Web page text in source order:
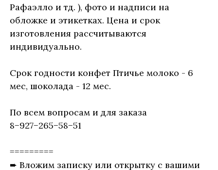
Рафаэлло и тд. ), фото и надписи на
обложке и этикетках. Цена и срок
изготовления рассчитываются
индивидуально.
Срок годности конфет Птичье молоко - 6
мес, шоколада - 12 мес.
По всем вопросам и для заказа
8−927−265−58−51
=========
➨ Вложим записку или открытку с вашими